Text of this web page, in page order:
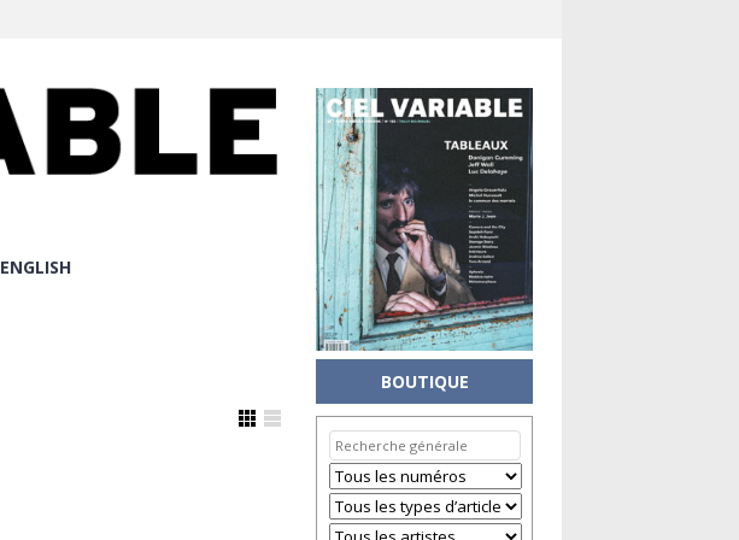
ENGLISH
BOUTIQUE